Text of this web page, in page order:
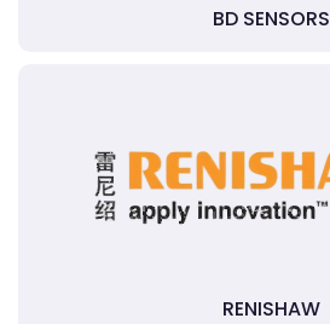
BD SENSORS
RENISHAW